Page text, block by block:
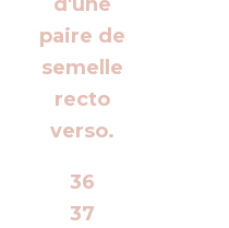
36
37